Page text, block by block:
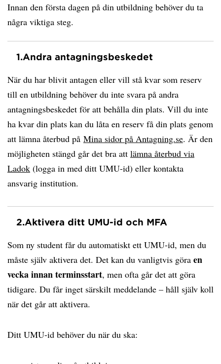
Innan den första dagen på din utbildning behöver du ta
några viktiga steg.
1.Andra antagningsbeskedet
När du har blivit antagen eller vill stå kvar som reserv
till en utbildning behöver du inte svara på andra
antagningsbeskedet för att behålla din plats. Vill du inte
ha kvar din plats kan du låta en reserv få din plats genom
att lämna återbud på Mina sidor på Antagning.se. Är den
möjligheten stängd går det bra att lämna återbud via
Ladok (logga in med ditt UMU-id) eller kontakta
ansvarig institution.
2.Aktivera ditt UMU-id och MFA
Som ny student får du automatiskt ett UMU-id, men du
måste själv aktivera det. Det kan du vanligtvis göra en
vecka innan terminsstart, men ofta går det att göra
tidigare. Du får inget särskilt meddelande – håll själv koll
när det går att aktivera.
Ditt UMU-id behöver du när du ska: